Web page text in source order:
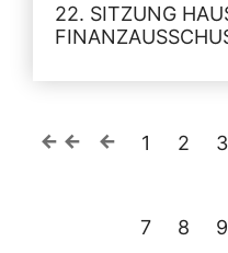
22. SITZUNG
1 2 3
7 8 9